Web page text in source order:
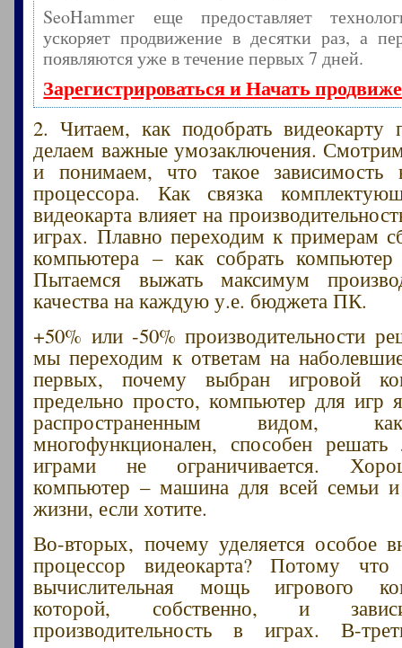
SeoHammer еще предоставляет
ускоряет продвижение в десятки раз, а
появляются уже в течение первых 7 дней.
Зарегистрироваться и Начать
2. Читаем, как подобрать видеокарту
делаем важные умозаключения.
и понимаем, что такое зависимость
процессора. Как связка
видеокарта влияет на
играх. Плавно переходим к примерам
компьютера – как собрать
Пытаемся выжать максимум
качества на каждую у.е. бюджета ПК.
+50% или -50% производительности
мы переходим к ответам на
первых, почему выбран игровой
предельно просто, компьютер для игр
распространенным видом,
многофункционален, способен
играми не ограничивается.
компьютер – машина для всей семьи
жизни, если хотите.
Во-вторых, почему уделяется особое
процессор видеокарта? Потому
вычислительная мощь игрового
которой, собственно, и
производительность в играх. В-